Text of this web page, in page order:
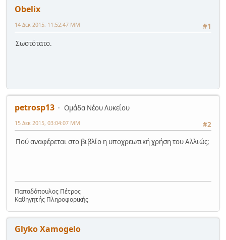
Obelix
#1
14 Δεκ 2015, 11:52:47 ΜΜ
Σωστότατο.
petrosp13
Ομάδα Νέου Λυκείου
#2
15 Δεκ 2015, 03:04:07 ΜΜ
Πού αναφέρεται στο βιβλίο η υποχρεωτική χρήση του Αλλιώς;
Παπαδόπουλος Πέτρος
Καθηγητής Πληροφορικής
Glyko Xamogelo